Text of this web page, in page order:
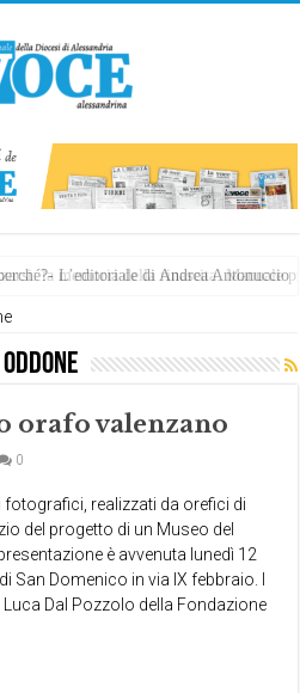
L’editoriale di Andrea Antonuccio
la memoria della rinascita.
orafo valenzano
0
fotografici, realizzati da orefici di
del progetto di un Museo del
è avvenuta lunedì 12
San Domenico in via IX febbraio. I
Luca Dal Pozzolo della Fondazione